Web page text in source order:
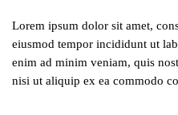
Lorem ipsum dolor sit amet,
eiusmod tempor incididunt ut
enim ad minim veniam, quis
nisi ut aliquip ex ea commodo